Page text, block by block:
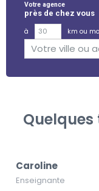
Votre agence
près de chez vous
à
km ou
Caroline
Enseignante